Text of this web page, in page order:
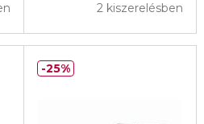
2 kiszerelésben
25%